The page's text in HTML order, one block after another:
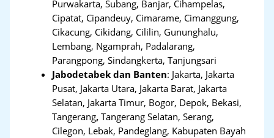
Purwakarta, Subang, Banjar, Cihampelas,
Cipatat, Cipandeuy, Cimarame, Cimanggung,
Cikacung, Cikidang, Cililin, Gununghalu,
Lembang, Ngamprah, Padalarang,
Parangpong, Sindangkerta, Tanjungsari
Jabodetabek dan Banten: Jakarta, Jakarta
Pusat, Jakarta Utara, Jakarta Barat, Jakarta
Selatan, Jakarta Timur, Bogor, Depok, Bekasi,
Tangerang,Tangerang Selatan, Serang,
Cilegon, Lebak, Pandeglang, Kabupaten Bayah